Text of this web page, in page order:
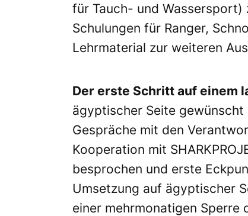
für Tauch- und
Schulungen für Ranger,
Lehrmaterial zur weiteren
Der erste Schritt auf einem
ägyptischer Seite
Gespräche mit den
Kooperation mit
besprochen und erste
Umsetzung auf ägyptischer
einer mehrmonatigen Sperre